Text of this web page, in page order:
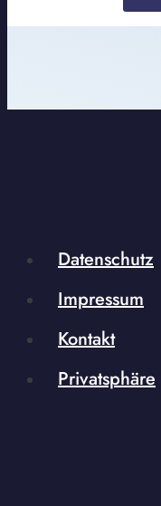
Datenschutz
Impressum
Kontakt
Privatsphäre